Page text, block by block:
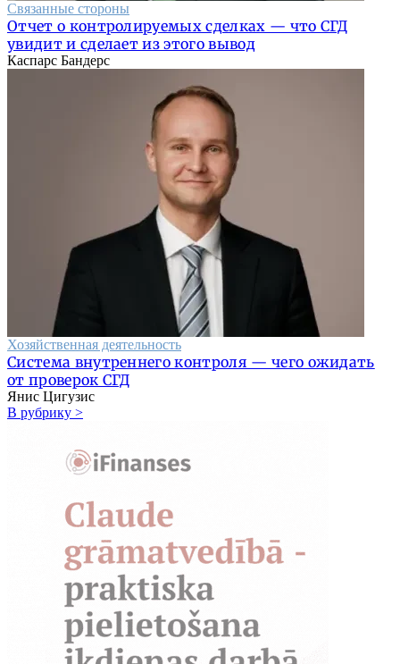
Связанные стороны
Отчет о контролируемых сделках — что СГД
увидит и сделает из этого вывод
Каспарс Бандерс
Хозяйственная деятельность
Система внутреннего контроля — чего ожидать
от проверок СГД
Янис Цигузис
В рубрику >